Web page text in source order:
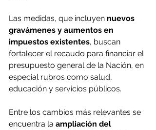
Las medidas, que incluyen nuevos
gravámenes y aumentos en
impuestos existentes, buscan
fortalecer el recaudo para financiar el
presupuesto general de la Nación, en
especial rubros como salud,
educación y servicios públicos.
Entre los cambios más relevantes se
encuentra la ampliación del